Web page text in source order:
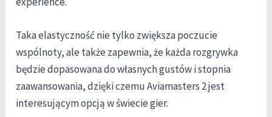
Taka elastyczność nie tylko zwiększa poczucie
wspólnoty, ale także zapewnia, że każda rozgrywka
będzie dopasowana do własnych gustów i stopnia
zaawansowania, dzięki czemu Aviamasters 2 jest
interesującym opcją w świecie gier.